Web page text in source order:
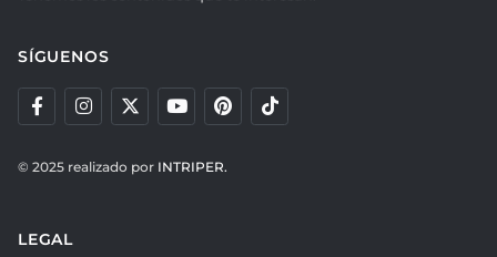
SÍGUENOS
© 2025 realizado por INTRIPER.
LEGAL